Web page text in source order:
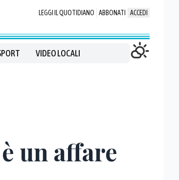
LEGGI IL QUOTIDIANO ABBONATI ACCEDI
VIDEO LOCALI
un affare